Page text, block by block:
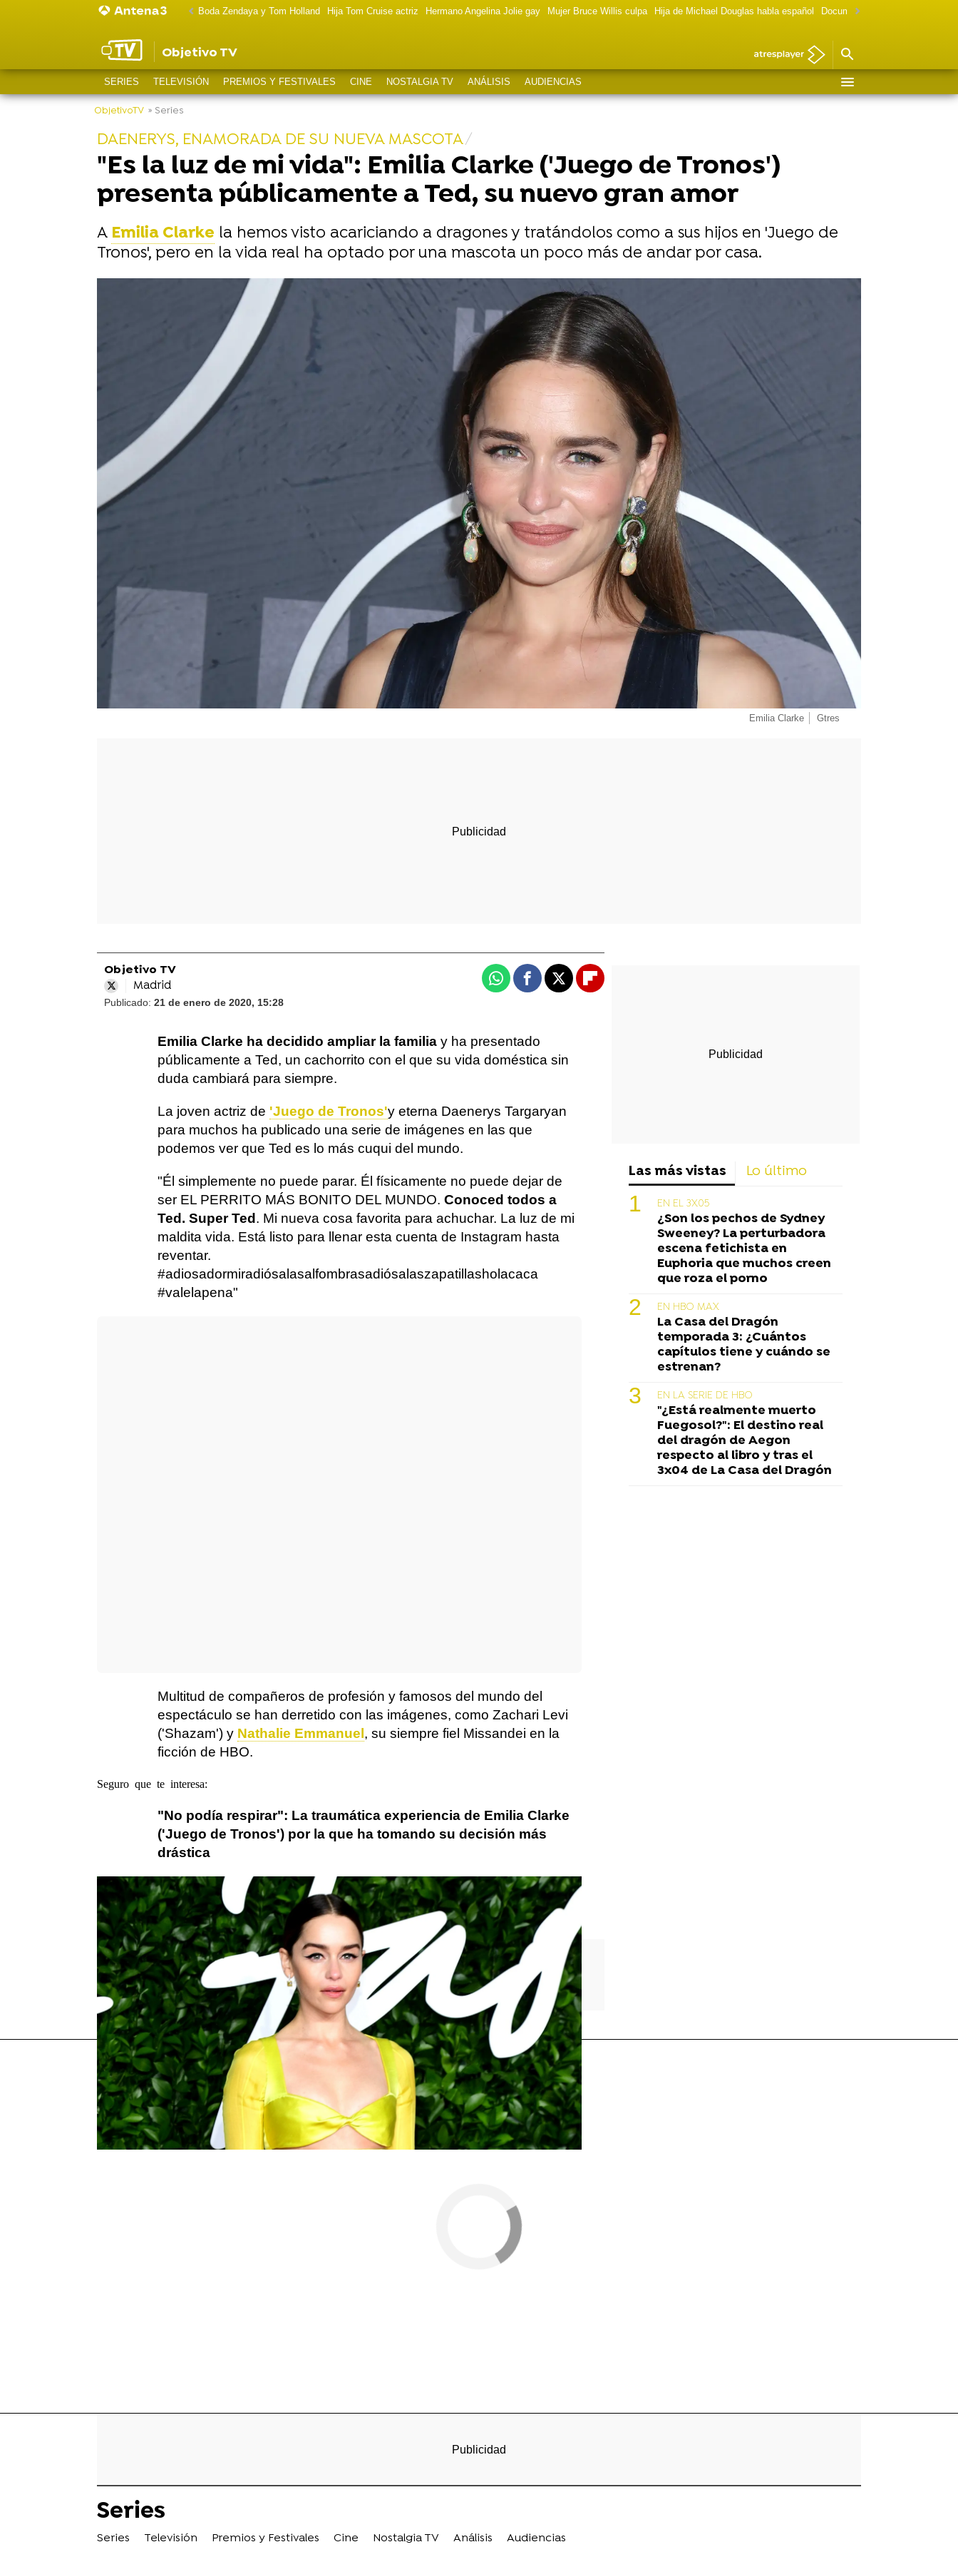
Boda Zendaya y Tom Holland Hija Tom Cruise actriz Hermano Angelina Jolie gay Mujer Bruce Willis culpa Hija de Michael Douglas habla español Documental Las chicas Gilmore
Objetivo TV
SERIES TELEVISIÓN PREMIOS Y FESTIVALES CINE NOSTALGIA TV ANÁLISIS AUDIENCIAS
ObjetivoTV » Series
DAENERYS, ENAMORADA DE SU NUEVA MASCOTA
"Es la luz de mi vida": Emilia Clarke ('Juego de Tronos')
presenta públicamente a Ted, su nuevo gran amor
A Emilia Clarke la hemos visto acariciando a dragones y tratándolos como a sus hijos en 'Juego de
Tronos', pero en la vida real ha optado por una mascota un poco más de andar por casa.
-
Emilia Clarke Gtres
Objetivo TV
Madrid
Publicado: 21 de enero de 2020, 15:28
WhatsappFacebook
X Flipboard
Emilia Clarke ha decidido ampliar la familia y ha presentado
públicamente a Ted, un cachorrito con el que su vida doméstica sin
duda cambiará para siempre.
La joven actriz de 'Juego de Tronos'y eterna Daenerys Targaryan
para muchos ha publicado una serie de imágenes en las que
podemos ver que Ted es lo más cuqui del mundo.
"Él simplemente no puede parar. Él físicamente no puede dejar de
ser EL PERRITO MÁS BONITO DEL MUNDO. Conoced todos a
Ted. Super Ted . Mi nueva cosa favorita para achuchar. La luz de mi
maldita vida. Está listo para llenar esta cuenta de Instagram hasta
reventar.
#adiosadormiradiósalasalfombrasadiósalaszapatillasholacaca
#valelapena"
Multitud de compañeros de profesión y famosos del mundo del
espectáculo se han derretido con las imágenes, como Zachari Levi
('Shazam') y Nathalie Emmanuel , su siempre fiel Missandei en la
ficción de HBO.
Seguro que te interesa:
"No podía respirar": La traumática experiencia de Emilia Clarke
('Juego de Tronos') por la que ha tomando su decisión más
drástica
Juego de Tronos Emilia Clarke Daenerys Targaryen
Las más vistas Lo último
EN EL 3X05
¿Son los pechos de Sydney
Sweeney? La perturbadora
escena fetichista en
Euphoria que muchos creen
que roza el porno
EN HBO MAX
La Casa del Dragón
temporada 3: ¿Cuántos
capítulos tiene y cuándo se
estrenan?
EN LA SERIE DE HBO
"¿Está realmente muerto
Fuegosol?": El destino real
del dragón de Aegon
respecto al libro y tras el
3x04 de La Casa del Dragón
Series
Series Televisión Premios y Festivales Cine Nostalgia TV Análisis Audiencias